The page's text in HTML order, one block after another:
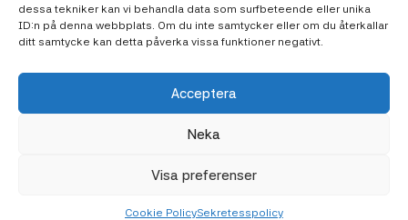
dessa tekniker kan vi behandla data som surfbeteende eller unika
ID:n på denna webbplats. Om du inte samtycker eller om du återkallar
ditt samtycke kan detta påverka vissa funktioner negativt.
Acceptera
Neka
Visa preferenser
Cookie PolicySekretesspolicy